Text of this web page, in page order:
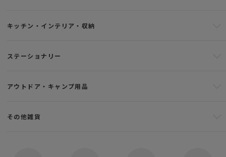
キッチン・インテリア・収納
ステーショナリー
アウトドア・キャンプ用品
その他雑貨